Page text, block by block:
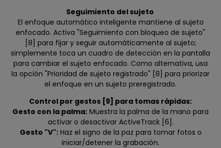
Seguimiento del sujeto
El enfoque automático inteligente mantiene al sujeto
enfocado. Activa "Seguimiento con bloqueo de sujeto"
[8] para fijar y seguir automáticamente al sujeto;
simplemente toca un cuadro de detección en la pantalla
para cambiar el sujeto enfocado. Como alternativa, usa
la opción "Prioridad de sujeto registrado" [8] para priorizar
el enfoque en un sujeto preregistrado.
Control por gestos [9] para tomas rápidas:
Gesto con la palma: Muestra la palma de la mano para
activar o desactivar ActiveTrack [6].
Gesto "V":Haz el signo de la paz para tomar fotos o
iniciar/detener la grabación.